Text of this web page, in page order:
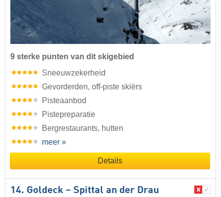
9 sterke punten van dit skigebied
Sneeuwzekerheid
Gevorderden, off-piste skiërs
Pisteaanbod
Pistepreparatie
Bergrestaurants, hutten
meer »
Details
14. Goldeck – Spittal an der Drau